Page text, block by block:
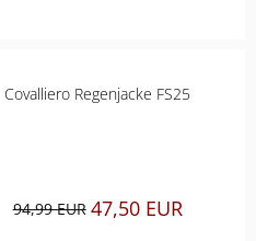
Covalliero Regenjacke FS25
94,99 EUR 47,50 EUR